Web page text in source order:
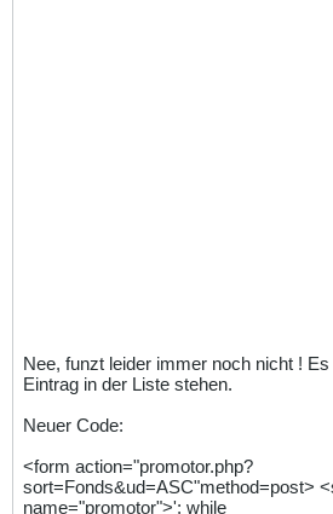
Nee, funzt leider immer noch nicht !
Eintrag in der Liste stehen.
Neuer Code:
<form action="promotor.php?
sort=Fonds&ud=ASC"method=post>
name="promotor">'; while